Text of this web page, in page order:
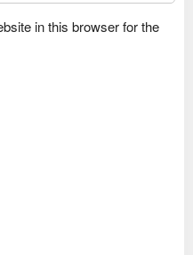
in this browser for the